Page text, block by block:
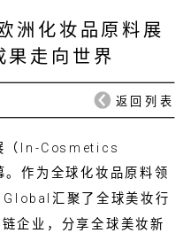
洲化妆品原料展
走向世界
返回列表
（In-Cosmetics
作为全球化妆品原料领
汇聚了全球美妆行
企业，分享全球美妆新